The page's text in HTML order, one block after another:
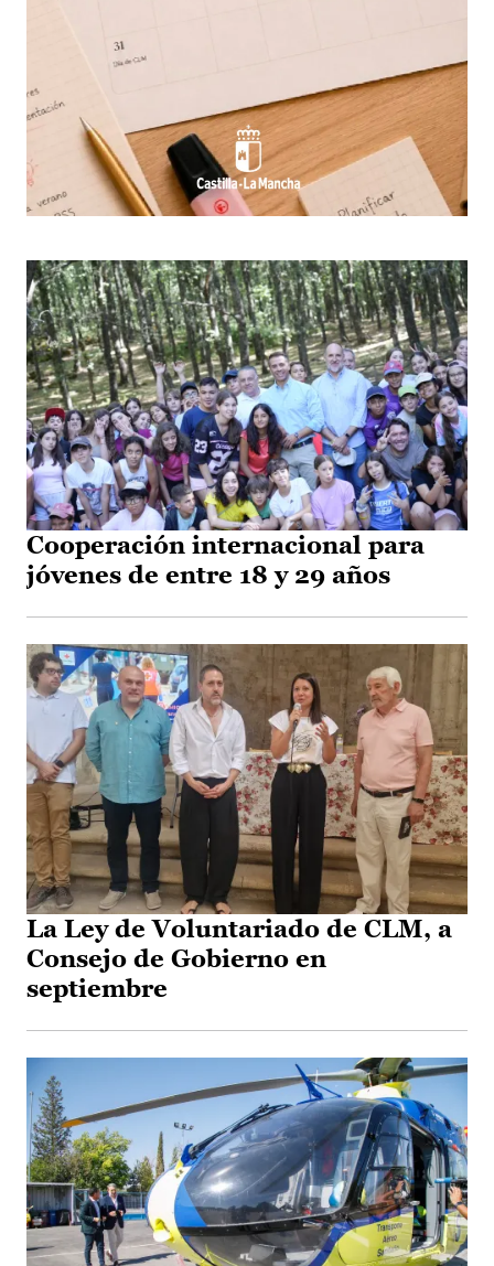
Cooperación internacional para
jóvenes de entre 18 y 29 años
La Ley de Voluntariado de CLM, a
Consejo de Gobierno en
septiembre